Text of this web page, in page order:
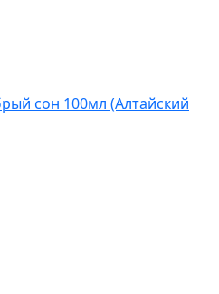
сон 100мл (Алтайский